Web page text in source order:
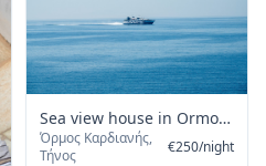
Sea view house in Ormos
Giannaki
Όρμος Καρδιανής,
Τήνος
€250/night